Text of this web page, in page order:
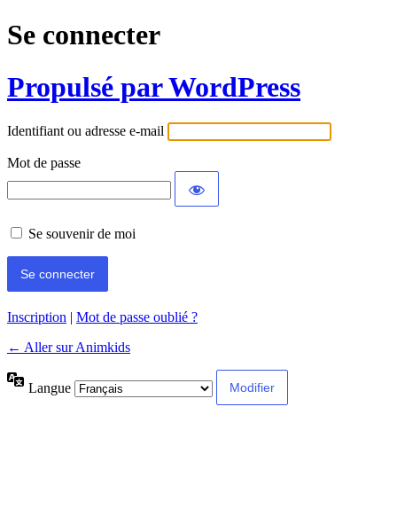
Se connecter
Propulsé par WordPress
Identifiant ou adresse e-mail
Mot de passe
Se souvenir de moi
Inscription | Mot de passe oublié ?
← Aller sur Animkids
Langue